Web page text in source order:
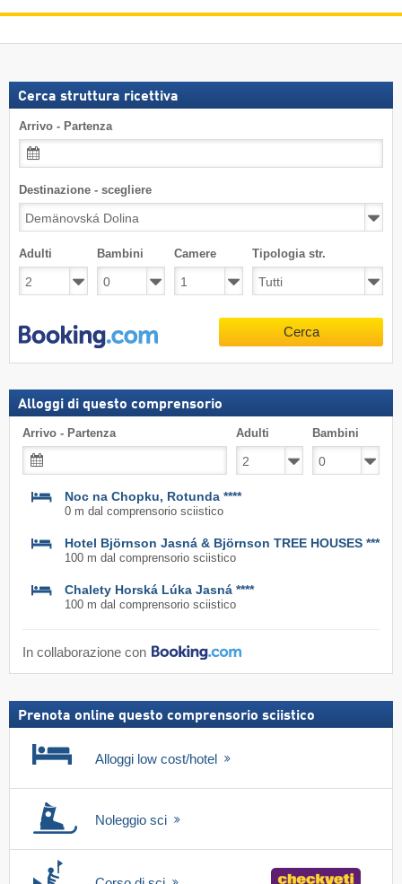
Cerca struttura ricettiva
Arrivo - Partenza
Destinazione - scegliere
Adulti Bambini Camere Tipologia str.
Cerca
Alloggi di questo comprensorio
Arrivo - Partenza Adulti Bambini
Noc na Chopku, Rotunda ****
0 m dal comprensorio sciistico
Hotel Björnson Jasná & Björnson TREE HOUSES ***
100 m dal comprensorio sciistico
Chalety Horská Lúka Jasná ****
100 m dal comprensorio sciistico
In collaborazione con
Prenota online questo comprensorio sciistico
Alloggi low cost/hotel
Noleggio sci